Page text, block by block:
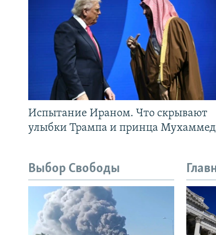
Испытание Ираном. Что скрывают
улыбки Трампа и принца
Выбор Свободы